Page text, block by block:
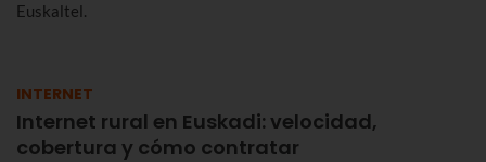
Euskaltel.
INTERNET
Internet rural en Euskadi: velocidad,
cobertura y cómo contratar